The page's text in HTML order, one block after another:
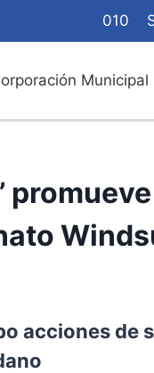
010
Municipal
acciones